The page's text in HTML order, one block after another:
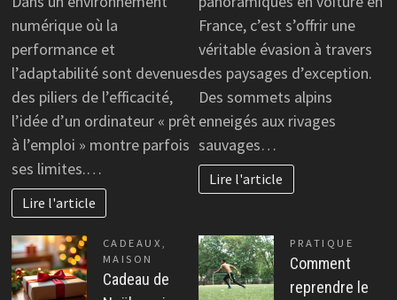
numérique où la
performance et
l’adaptabilité sont devenues
des piliers de l’efficacité,
l’idée d’un ordinateur « prêt
à l’emploi » montre parfois
ses limites.…
Lire l'article
France, c’est s’offrir une
véritable évasion à travers
des paysages d’exception.
Des sommets alpins
enneigés aux rivages
sauvages…
Lire l'article
CADEAUX
MAISON
Cadeau de
PRATIQUE
Comment
reprendre le